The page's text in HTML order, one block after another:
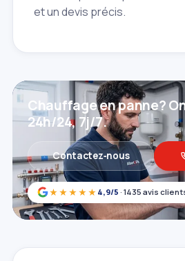
et un devis précis.
★★★★★ 4,9/5 · 1435 avis
Chauffage en panne?
24h/24, 7j/7.
Contactez‑nous